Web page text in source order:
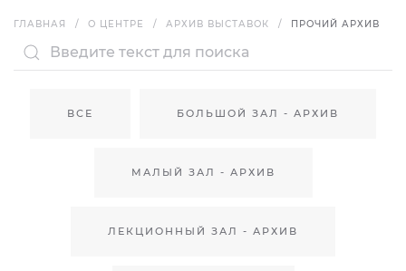
ГЛАВНАЯ О ЦЕНТРЕ АРХИВ ВЫСТАВОК ПРОЧИЙ АРХИВ
ВСЕ БОЛЬШОЙ ЗАЛ - АРХИВ
МАЛЫЙ ЗАЛ - АРХИВ
ЛЕКЦИОННЫЙ ЗАЛ - АРХИВ